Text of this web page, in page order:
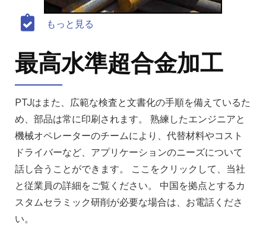
もっと見る
最高水準超合金加工
PTJはまた、広範な検査と文書化の手順を備えているた
め、部品は常に印刷されます。 熟練したエンジニアと
機械オペレーターのチームにより、代替材料やコスト
ドライバーなど、アプリケーションのニーズについて
話し合うことができます。 ここをクリックして、当社
と従業員の詳細をご覧ください。 中国を拠点とするカ
スタムセラミック研削が必要な場合は、お電話くださ
い。